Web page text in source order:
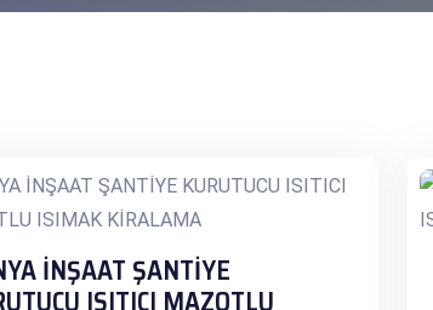
İNŞAAT ŞANTİYE